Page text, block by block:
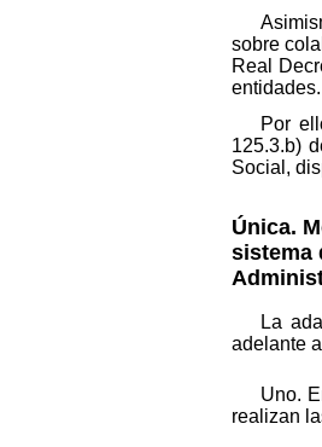
sobre
Real
entidades.
Por
125.3.b)
Social,
Única.
sistema
La
adelante
Uno.
realizan